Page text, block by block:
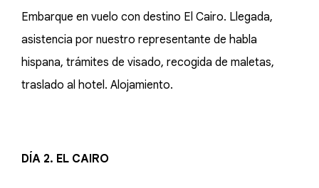
Embarque en vuelo con destino El Cairo. Llegada,
asistencia por nuestro representante de habla
hispana, trámites de visado, recogida de maletas,
traslado al hotel. Alojamiento.
DÍA 2. EL CAIRO